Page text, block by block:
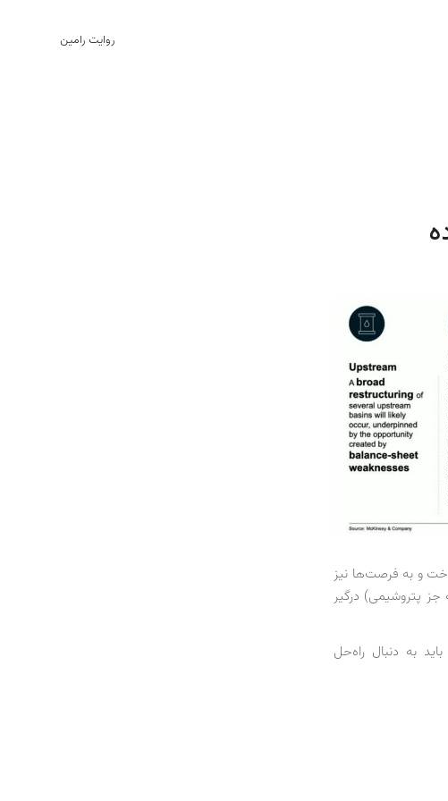
روایت رامین
و به فرصت‌ها نیز
جز پتروشیمی) درگیر
به دنبال راه‌حل